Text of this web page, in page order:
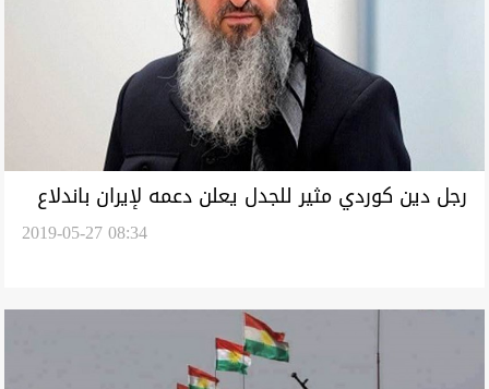
رجل دين كوردي مثير للجدل يعلن دعمه لإيران باندلاع
2019-05-27 08:34